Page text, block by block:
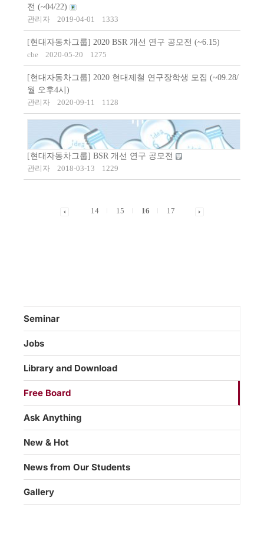
전 (~04/22)
관리자
2019-04-01 1333
[현대자동차그룹] 2020 BSR 개선 연구 공모전 (~6.15)
cbe
2020-05-20 1275
[현대자동차그룹] 2020 현대제철 연구장학생 모집 (~09.28/
월 오후4시)
관리자
2020-09-11 1128
[현대자동차그룹] BSR 개선 연구 공모전
관리자
2018-03-13 1229
14 15 16 17
Seminar
Jobs
Library and Download
Free Board
Ask Anything
New & Hot
News from Our Students
Gallery